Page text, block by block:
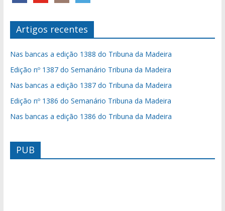
Artigos recentes
Nas bancas a edição 1388 do Tribuna da Madeira
Edição nº 1387 do Semanário Tribuna da Madeira
Nas bancas a edição 1387 do Tribuna da Madeira
Edição nº 1386 do Semanário Tribuna da Madeira
Nas bancas a edição 1386 do Tribuna da Madeira
PUB